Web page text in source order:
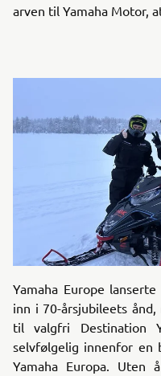
arven til Yamaha Motor,
Yamaha Europe
inn i 70-årsjubileets
til valgfri Destination
selvfølgelig innenfor en
Yamaha Europa. Uten